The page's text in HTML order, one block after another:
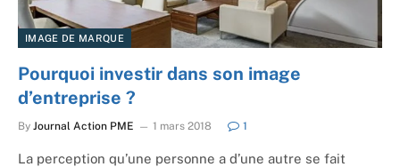
IMAGE DE MARQUE
Pourquoi investir dans son image
d’entreprise ?
By Journal Action PME 1 mars 2018 1
La perception qu’une personne a d’une autre se fait